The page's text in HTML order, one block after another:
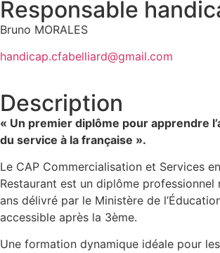
Responsable
Bruno MORALES
handicap.cfabelliard@gmail.com
Description
« Un premier diplôme pour apprendre
du service à la française ».
Le CAP Commercialisation et Services
Restaurant est un diplôme professionnel
ans délivré par le Ministère de
accessible après la 3ème.
Une formation dynamique idéale pour